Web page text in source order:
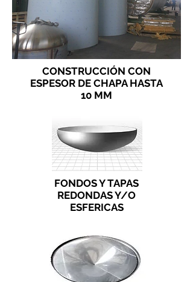
CONSTRUCCIÓN CON
ESPESOR DE CHAPA HASTA
10 MM
FONDOS Y TAPAS
REDONDAS Y/O
ESFERICAS